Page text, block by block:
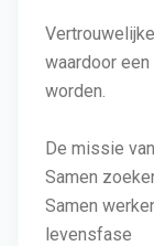
waardoor
worden.
De missie
Samen
Samen
levensfase